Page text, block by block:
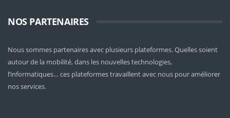
NOS PARTENAIRES
Nous sommes partenaires avec plusieurs plateformes. Quelles soient
autour de la mobilité, dans les nouvelles technologies,
l’informatiques… ces plateformes travaillent avec nous pour améliorer
nos services.